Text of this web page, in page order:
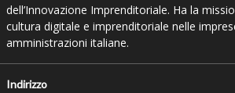
dell’Innovazione Imprenditoriale. Ha la
cultura digitale e imprenditoriale nelle
amministrazioni italiane.
Indirizzo